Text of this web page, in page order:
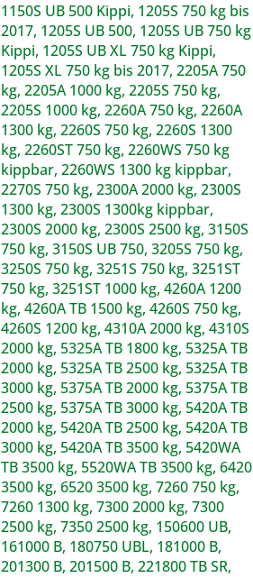
1150S UB 500 Kippi, 1205S 750 kg bis
2017, 1205S UB 500, 1205S UB 750 kg
Kippi, 1205S UB XL 750 kg Kippi,
1205S XL 750 kg bis 2017, 2205A 750
kg, 2205A 1000 kg, 2205S 750 kg,
2205S 1000 kg, 2260A 750 kg, 2260A
1300 kg, 2260S 750 kg, 2260S 1300
kg, 2260ST 750 kg, 2260WS 750 kg
kippbar, 2260WS 1300 kg kippbar,
2270S 750 kg, 2300A 2000 kg, 2300S
1300 kg, 2300S 1300kg kippbar,
2300S 2000 kg, 2300S 2500 kg, 3150S
750 kg, 3150S UB 750, 3205S 750 kg,
3250S 750 kg, 3251S 750 kg, 3251ST
750 kg, 3251ST 1000 kg, 4260A 1200
kg, 4260A TB 1500 kg, 4260S 750 kg,
4260S 1200 kg, 4310A 2000 kg, 4310S
2000 kg, 5325A TB 1800 kg, 5325A TB
2000 kg, 5325A TB 2500 kg, 5325A TB
3000 kg, 5375A TB 2000 kg, 5375A TB
2500 kg, 5375A TB 3000 kg, 5420A TB
2000 kg, 5420A TB 2500 kg, 5420A TB
3000 kg, 5420A TB 3500 kg, 5420WA
TB 3500 kg, 5520WA TB 3500 kg, 6420
3500 kg, 6520 3500 kg, 7260 750 kg,
7260 1300 kg, 7300 2000 kg, 7300
2500 kg, 7350 2500 kg, 150600 UB,
161000 B, 180750 UBL, 181000 B,
201300 B, 201500 B, 221800 TB SR,